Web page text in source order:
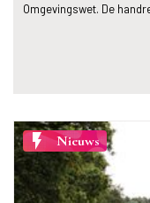
Omgevingswet. De
flash_on Nieuws